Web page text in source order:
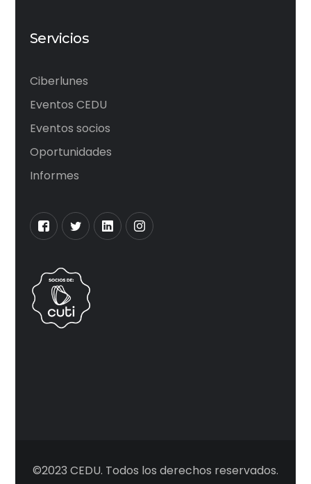
Servicios
Ciberlunes
Eventos CEDU
Eventos socios
Oportunidades
Informes
©2023 CEDU. Todos los derechos reservados.